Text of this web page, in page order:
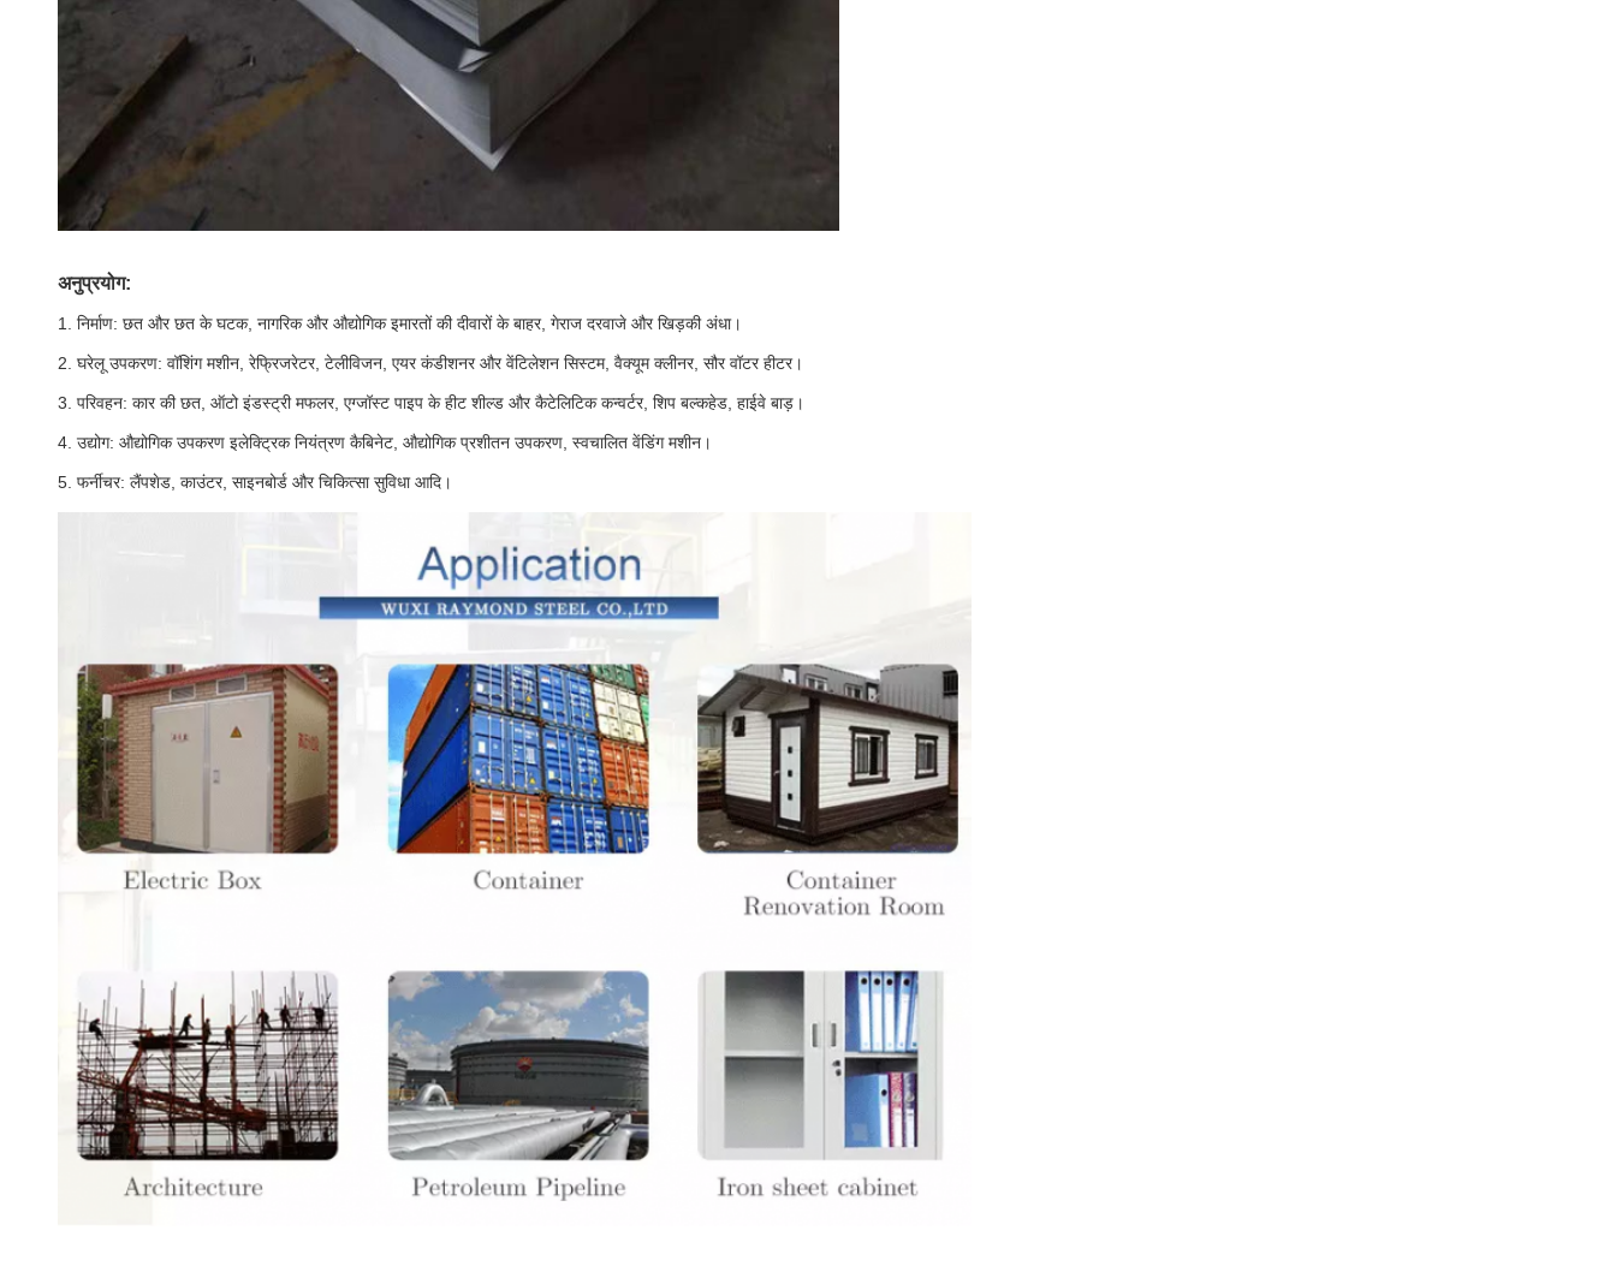
अनुप्रयोग:
1. निर्माण: छत और छत के घटक, नागरिक और औद्योगिक इमारतों की दीवारों के बाहर, गेराज दरवाजे और खिड़की अंधा।
2. घरेलू उपकरण: वॉशिंग मशीन, रेफ्रिजरेटर, टेलीविजन, एयर कंडीशनर और वेंटिलेशन सिस्टम, वैक्यूम क्लीनर, सौर वॉटर हीटर।
3. परिवहन: कार की छत, ऑटो इंडस्ट्री मफलर, एग्जॉस्ट पाइप के हीट शील्ड और कैटेलिटिक कन्वर्टर, शिप बल्कहेड, हाईवे बाड़।
4. उद्योग: औद्योगिक उपकरण इलेक्ट्रिक नियंत्रण कैबिनेट, औद्योगिक प्रशीतन उपकरण, स्वचालित वेंडिंग मशीन।
5. फर्नीचर: लैंपशेड, काउंटर, साइनबोर्ड और चिकित्सा सुविधा आदि।